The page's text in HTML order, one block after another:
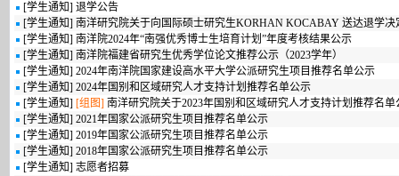
[学生通知] 退学公告
[学生通知] 南洋研究院关于向国际硕士研究生KORHAN KOCABAY 送达退学决
[学生通知] 南洋院2024年“南强优秀博士生培育计划”年度考核结果公示
[学生通知] 南洋院福建省研究生优秀学位论文推荐公示（2023学年）
[学生通知] 2024年南洋院国家建设高水平大学公派研究生项目推荐名单公示
[学生通知] 2024年国别和区域研究人才支持计划推荐名单公示
[学生通知] [组图] 南洋研究院关于2023年国别和区域研究人才支持计划推荐名单
[学生通知] 2021年国家公派研究生项目推荐名单公示
[学生通知] 2019年国家公派研究生项目推荐名单公示
[学生通知] 2018年国家公派研究生项目推荐名单公示
[学生通知] 志愿者招募